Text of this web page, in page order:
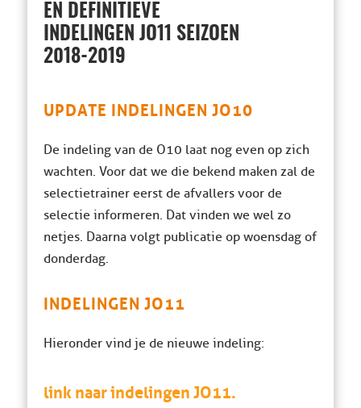
EN DEFINITIEVE
INDELINGEN JO11 SEIZOEN
2018-2019
UPDATE INDELINGEN JO10
De indeling van de O10 laat nog even op zich
wachten. Voor dat we die bekend maken zal de
selectietrainer eerst de afvallers voor de
selectie informeren. Dat vinden we wel zo
netjes. Daarna volgt publicatie op woensdag of
donderdag.
INDELINGEN JO11
Hieronder vind je de nieuwe indeling:
link naar indelingen JO11.